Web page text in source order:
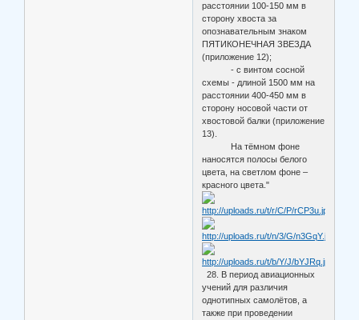
расстоянии 100-150 мм в
сторону хвоста за
опознавательным знаком
ПЯТИКОНЕЧНАЯ ЗВЕЗДА
(приложение 12);
- с винтом сосной
схемы - длиной 1500 мм на
расстоянии 400-450 мм в
сторону носовой части от
хвостовой балки (приложение
13).
На тёмном фоне
наносятся полосы белого
цвета, на светлом фоне –
красного цвета."
28. В период авиационных
учений для различия
однотипных самолётов, а
также при проведении